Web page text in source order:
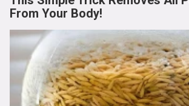
From Your Body!